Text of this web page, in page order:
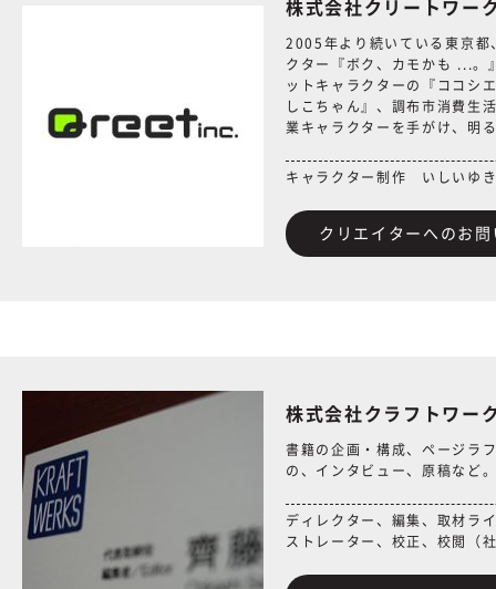
株式会社クリートワー
2005年より続いている東京都
クター『ボク、カモかも ...。
ットキャラクターの『ココシ
しこちゃん』、調布市消費生
業キャラクターを手がけ、明
キャラクター制作 いしいゆ
クリエイターへのお
株式会社クラフトワー
書籍の企画・構成、ページラ
の、インタビュー、原稿など
ディレクター、編集、取材ラ
ストレーター、校正、校閲（